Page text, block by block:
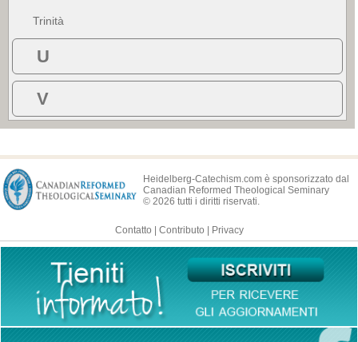
Trinità
U
V
Heidelberg-Catechism.com è sponsorizzato dal
Canadian Reformed Theological Seminary
© 2026 tutti i diritti riservati.
Contatto Contributo Privacy